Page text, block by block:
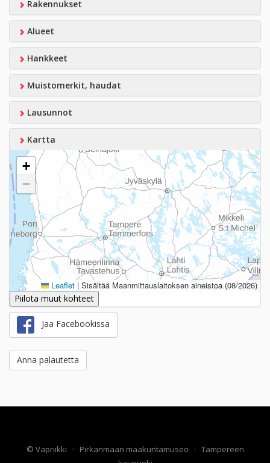
Rakennukset
Alueet
Hankkeet
Muistomerkit, haudat
Lausunnot
Kartta
+
−
Leaflet | Sisältää Maanmittauslaitoksen aineistoa (08/2026)
Piilota muut kohteet
Jaa Facebookissa
Anna palautetta
© Vapriikki · Pirkanmaan maakuntamuseo · Tampereen